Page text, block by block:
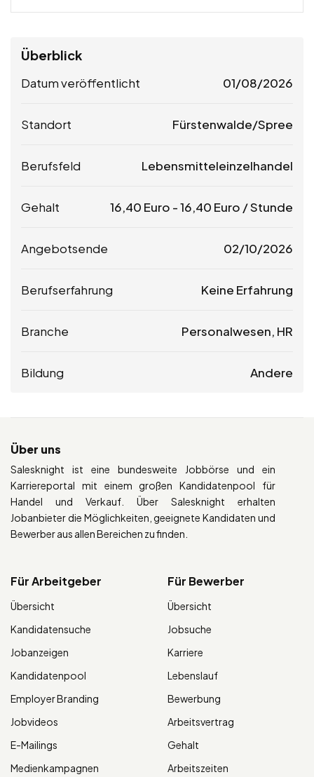
Überblick
Datum veröffentlicht 01/08/2026
Standort Fürstenwalde/Spree
Berufsfeld Lebensmitteleinzelhandel
Gehalt 16,40 Euro -16,40 Euro / Stunde
Angebotsende 02/10/2026
Berufserfahrung Keine Erfahrung
Branche Personalwesen, HR
Bildung Andere
Über uns
Salesknight ist eine bundesweite Jobbörse und ein
Karriereportal mit einem großen Kandidatenpool für
Handel und Verkauf. Über Salesknight erhalten
Jobanbieter die Möglichkeiten, geeignete Kandidaten und
Bewerber aus allen Bereichen zu finden.
Für Arbeitgeber
Übersicht
Kandidatensuche
Jobanzeigen
Kandidatenpool
Employer Branding
Jobvideos
E-Mailings
Medienkampagnen
Für Bewerber
Übersicht
Jobsuche
Karriere
Lebenslauf
Bewerbung
Arbeitsvertrag
Gehalt
Arbeitszeiten